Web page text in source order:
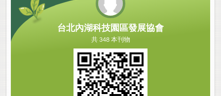
台北內湖科技園區發展協會
共 348 本刊物